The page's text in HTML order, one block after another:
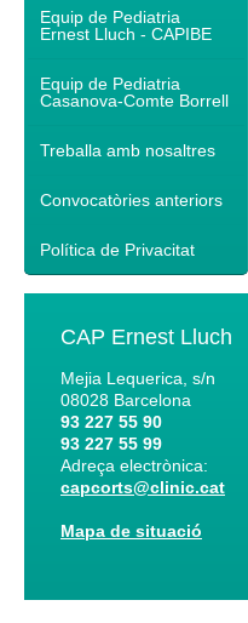
Equip de Pediatria
Ernest Lluch - CAPIBE
Equip de Pediatria
Casanova-Comte Borrell
Treballa amb nosaltres
Convocatòries anteriors
Política de Privacitat
CAP Ernest Lluch
Mejia Lequerica, s/n
08028 Barcelona
93 227 55 90
93 227 55 99
Adreça electrònica:
capcorts@clinic.cat
Mapa de situació